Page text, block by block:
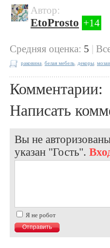
Автор:
EtoProsto +14
Cредняя оценка: 5 |
раковина белая мебель декоры
Комментарии:
Написать
Вы не
указан "Гость".
Я не робот